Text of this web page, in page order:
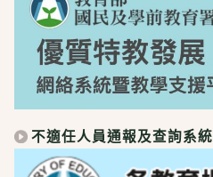
不適任人員通報及查詢系統